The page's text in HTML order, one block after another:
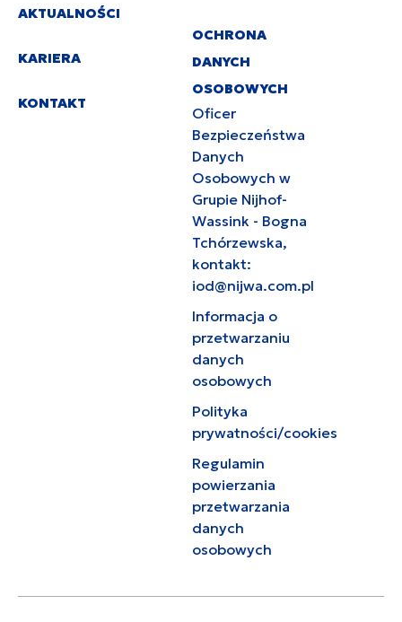
AKTUALNOŚCI
KARIERA
KONTAKT
OCHRONA
DANYCH
OSOBOWYCH
Oficer
Bezpieczeństwa
Danych
Osobowych w
Grupie Nijhof-
Wassink - Bogna
Tchórzewska,
kontakt:
iod@nijwa.com.pl
Informacja o
przetwarzaniu
danych
osobowych
Polityka
prywatności/cookies
Regulamin
powierzania
przetwarzania
danych
osobowych